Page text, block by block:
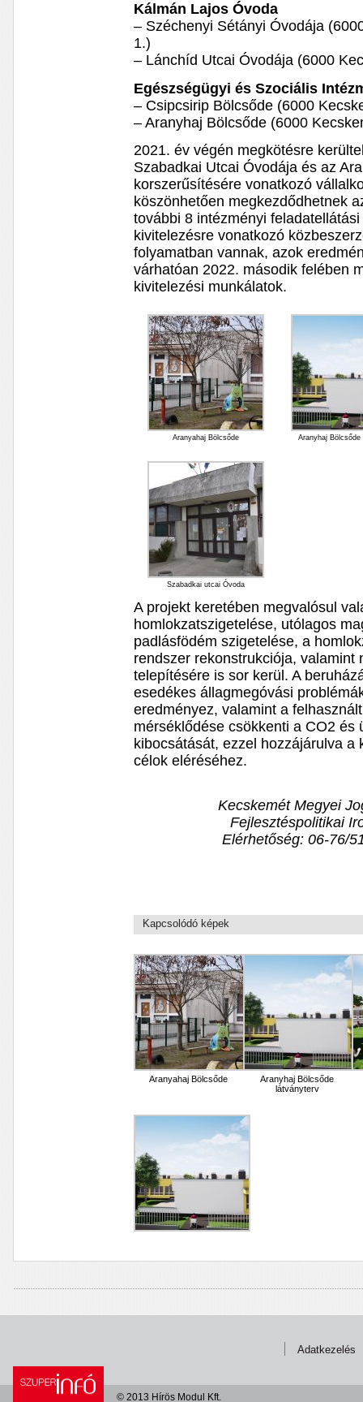
Kálmán Lajos Óvoda
– Széchenyi Sétányi Óvodája
1.)
– Lánchíd Utcai Óvodája (6000
Egészségügyi és Szociális
– Csipcsirip Bölcsőde (6000
– Aranyhaj Bölcsőde (6000
2021. év végén megkötésre
Szabadkai Utcai Óvodája és az
korszerűsítésére vonatkozó
köszönhetően megkezdődhetnek
további 8 intézményi
kivitelezésre vonatkozó
folyamatban vannak, azok
várhatóan 2022. második felében
kivitelezési munkálatok.
Aranyahaj Bölcsőde Aranyhaj
Szabadkai utcai Óvoda
A projekt keretében megvalósul
homlokzatszigetelése, utólagos
padlásfödém szigetelése, a
rendszer rekonstrukciója, valamint
telepítésére is sor kerül. A
esedékes állagmegóvási
eredményez, valamint a
mérséklődése csökkenti a CO2 és
kibocsátását, ezzel hozzájárulva
célok eléréséhez.
Kecskemét Megyei
Fejlesztéspolitikai
Elérhetőség: 06-76/
Kapcsolódó képek
Aranyahaj Bölcsőde
Aranyhaj Bölcsőde
látványterv
Adatkezelés
© 2013 Hírös Modul Kft.